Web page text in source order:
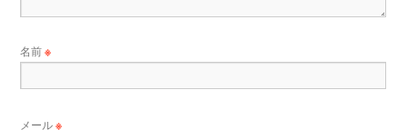
名前※
メール※